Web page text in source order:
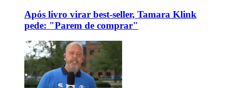
Após livro virar best-seller, Tamara Klink
pede: "Parem de comprar"